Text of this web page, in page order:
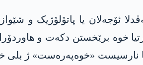
ئۆجەلان یا پاتۆلۆژیک و
خوە برێخستن دکەت و
یا نارسیست «خوەپەرەست» ژ